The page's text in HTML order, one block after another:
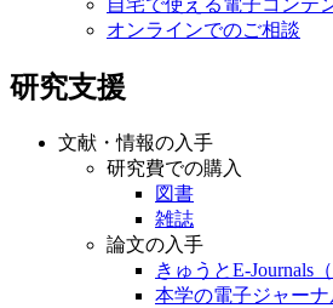
オンラインでのご相談
研究支援
文献・情報の入手
研究費での購入
図書
雑誌
論文の入手
きゅうとE-Journals
本学の電子ジャー